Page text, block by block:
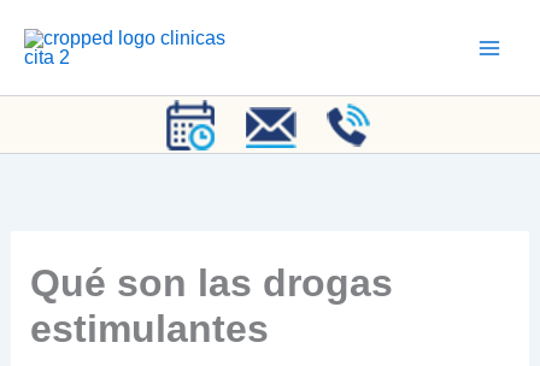
Qué son las drogas
estimulantes